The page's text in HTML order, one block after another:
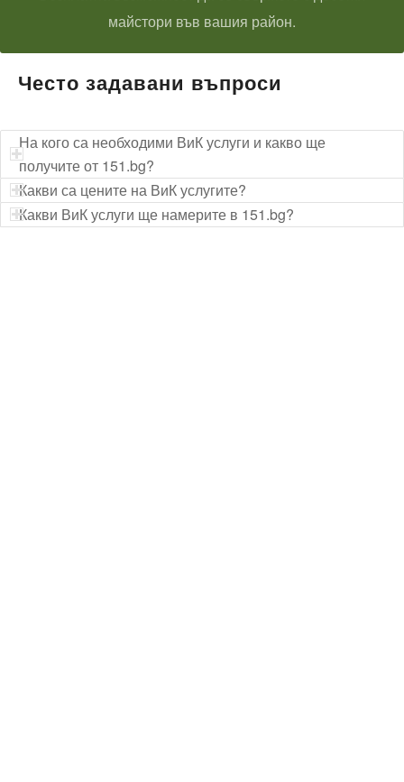
майстори във вашия район.
Често задавани въпроси
На кого са необходими ВиК услуги и какво ще
получите от 151.bg?
Какви са цените на ВиК услугите?
Какви ВиК услуги ще намерите в 151.bg?